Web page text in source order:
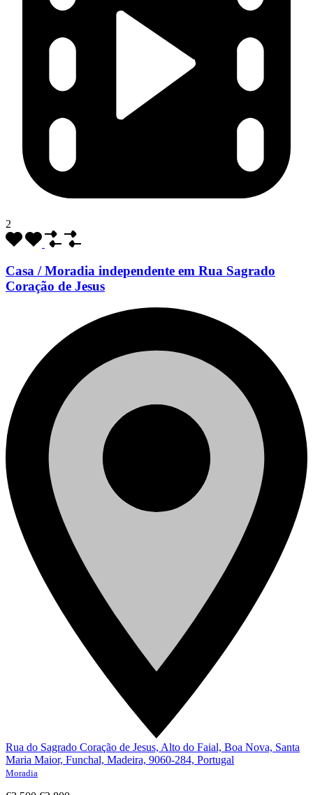
2
Casa / Moradia independente em Rua Sagrado
Coração de Jesus
Rua do Sagrado Coração de Jesus, Alto do Faial, Boa Nova, Santa
Maria Maior, Funchal, Madeira, 9060-284, Portugal
Moradia